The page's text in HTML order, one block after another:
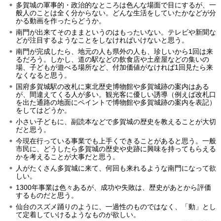
多賀城の軍事的・政治的なところは色んな場面で目にするが、一
般人のことは全く分からない。どんな生活をしていたかなどが分
かる動画を作ったらどうか。
南門が出来てそのままというのはもったいない。テレビや新聞な
どが注目するようなことをしなければいけないと思う。
南門が完成したら、地元の人も県外の人も、珍しいから1回は来
るだろう。しかし、道の駅などの飲食店や土産屋などの集いの
場、子どもが遊べる場所など、付加価値がなければ1回見たら来
なくなると思う。
国府多賀城駅の改札に東北歴史博物館や多賀城跡の案内はある
が、間違えてくる人が多い。観光客に優しい誘導（例えば改札口
を出た通路の地面にペイントで博物館や多賀城跡の案内を表記）
をしてはどうか。
小さい子どもに、副読本などで多賀城の歴史を教えることが大切
だと思う。
今現在行っている事業でも上手くできることがあると思う。一般
市民に、どうしたら多賀城の歴史や史跡に興味を持ってもらえる
かを考えることが大事だと思う。
人がたくさん多賀城に来て、何回も来れるような南門になって欲
しい。
1300年事業は色々あるが、成功や失敗は、歴史があとから評価
するものだと思う。
仙台のスズメ踊りのように、一過性のものではなく、「動」とし
て定着していけるようなものが欲しい。